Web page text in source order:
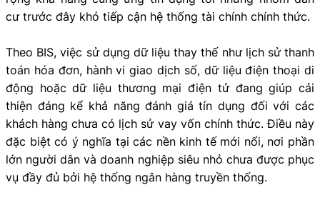
cư trước đây khó tiếp cận hệ thống tài chính chính thức.
Theo BIS, việc sử dụng dữ liệu thay thế như lịch sử thanh
toán hóa đơn, hành vi giao dịch số, dữ liệu điện thoại di
động hoặc dữ liệu thương mại điện tử đang giúp cải
thiện đáng kể khả năng đánh giá tín dụng đối với các
khách hàng chưa có lịch sử vay vốn chính thức. Điều này
đặc biệt có ý nghĩa tại các nền kinh tế mới nổi, nơi phần
lớn người dân và doanh nghiệp siêu nhỏ chưa được phục
vụ đầy đủ bởi hệ thống ngân hàng truyền thống.